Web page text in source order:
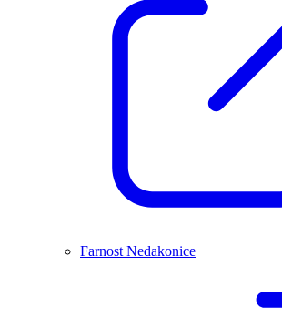
Farnost Nedakonice